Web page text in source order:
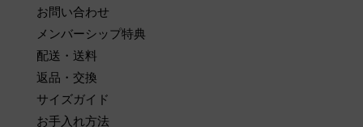
お問い合わせ
メンバーシップ特典
配送・送料
返品・交換
サイズガイド
お手入れ方法